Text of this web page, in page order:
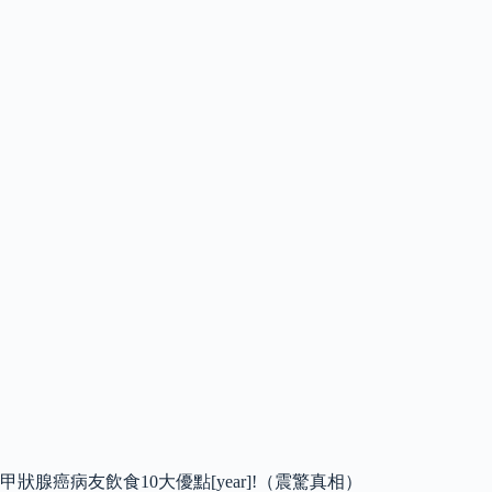
甲狀腺癌病友飲食10大優點[year]!（震驚真相）